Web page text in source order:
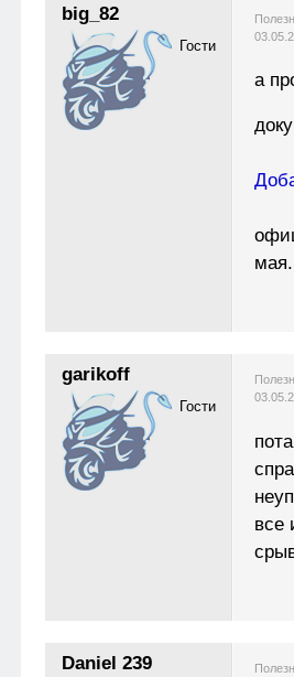
big_82
Гости
а
garikoff
Гости
все
Daniel 239